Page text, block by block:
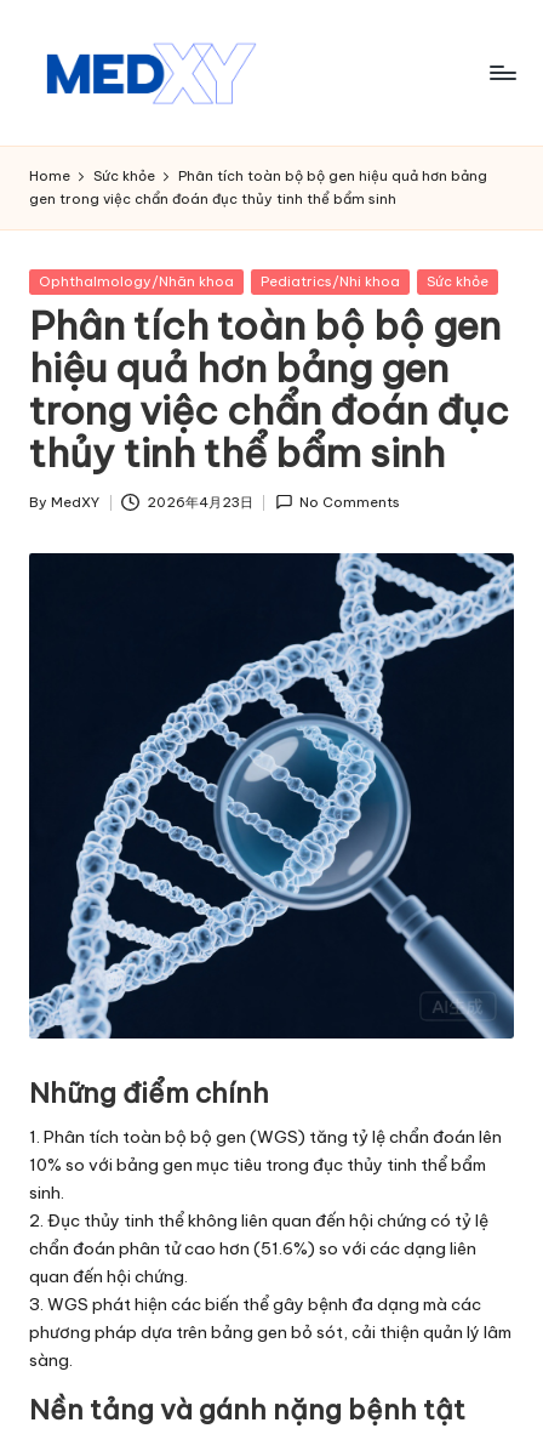
M
e
d
x
y
A
I
Home Sức khỏe
Phân tích toàn bộ bộ gen hiệu quả hơn bảng
gen trong việc chẩn đoán đục thủy tinh thể bẩm sinh
Posted
Ophthalmology/Nhãn khoa Pediatrics/Nhi khoa Sức khỏe
Phân tích toàn bộ bộ gen
hiệu quả hơn bảng gen
trong việc chẩn đoán đục
thủy tinh thể bẩm sinh
Posted
By MedXY 2026年4月23日 No Comments
Những điểm chính
1. Phân tích toàn bộ bộ gen (WGS) tăng tỷ lệ chẩn đoán lên
10% so với bảng gen mục tiêu trong đục thủy tinh thể bẩm
sinh.
2. Đục thủy tinh thể không liên quan đến hội chứng có tỷ lệ
chẩn đoán phân tử cao hơn (51.6%) so với các dạng liên
quan đến hội chứng.
3. WGS phát hiện các biến thể gây bệnh đa dạng mà các
phương pháp dựa trên bảng gen bỏ sót, cải thiện quản lý lâm
sàng.
Nền tảng và gánh nặng bệnh tật